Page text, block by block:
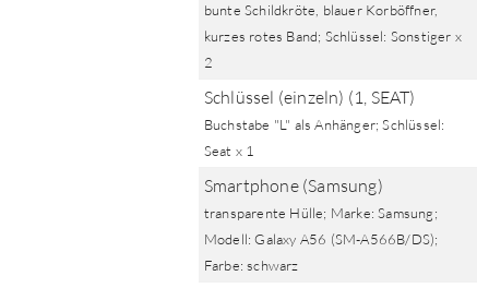
bunte Schildkröte, blauer Korböffner,
kurzes rotes Band; Schlüssel: Sonstiger x
2
Schlüssel (einzeln) (1, SEAT)
Buchstabe "L" als Anhänger; Schlüssel:
Seat x 1
Smartphone (Samsung)
transparente Hülle; Marke: Samsung;
Modell: Galaxy A56 (SM-A566B/DS);
Farbe: schwarz